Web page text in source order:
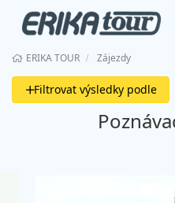
ERIKA TOUR Zájezdy
Filtrovat výsledky podle